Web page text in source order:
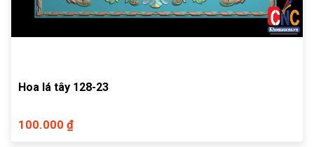
Hoa lá tây 128-23
100.000 ₫